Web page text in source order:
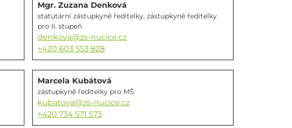
Mgr. Zuzana Denková
statutární zástupkyně ředitelky, zástupkyně ředitelky
pro II. stupeň
denkova@zs-nucice.cz
+420 603 553 828
Marcela Kubátová
zástupkyně ředitelky pro MŠ
kubatova@zs-nucice.cz
+420 734 571 573